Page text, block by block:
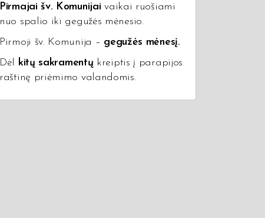
Pirmajai šv. Komunijai vaikai ruošiami
nuo spalio iki gegužės mėnesio.
Pirmoji šv. Komunija – gegužės mėnesį.
Dėl
kitų sakramentų kreiptis į parapijos
raštinę priėmimo valandomis.